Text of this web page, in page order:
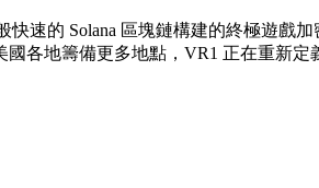
快速的 Solana 區塊鏈構建的終極遊戲
各地籌備更多地點，VR1 正在重新定